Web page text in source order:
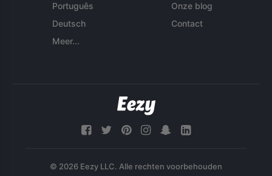
Português
Deutsch
Meer...
Onze blog
Contact
© 2026 Eezy LLC. Alle rechten voorbehouden